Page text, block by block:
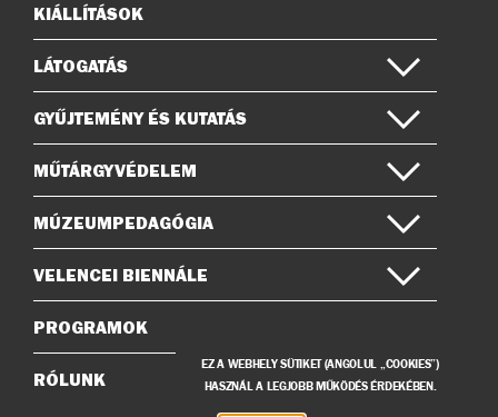
Oldaltérkép
KIÁLLÍTÁSOK
LÁTOGATÁS
GYŰJTEMÉNY ÉS KUTATÁS
MŰTÁRGYVÉDELEM
MÚZEUMPEDAGÓGIA
VELENCEI BIENNÁLE
PROGRAMOK
RÓLUNK
EZ A WEBHELY SÜTIKET (ANGOLUL „COOKIES”)
HASZNÁL A LEGJOBB MŰKÖDÉS ÉRDEKÉBEN.